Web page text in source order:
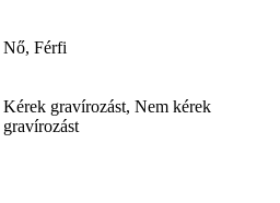
Nő, Férfi
Kérek gravírozást, Nem kérek
gravírozást